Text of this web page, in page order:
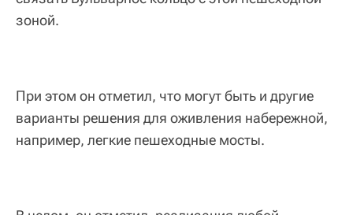
зоной.
При этом он отметил, что могут быть и другие
варианты решения для оживления набережной,
например, легкие пешеходные мосты.